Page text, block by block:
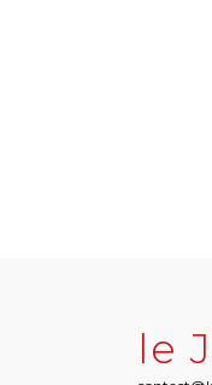
le